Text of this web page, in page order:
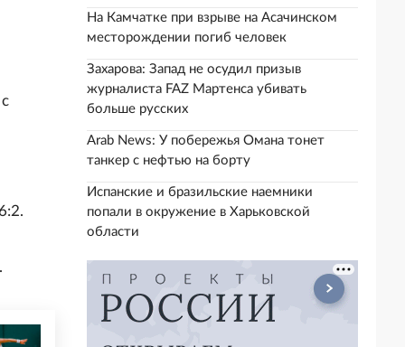
На Камчатке при взрыве на Асачинском
месторождении погиб человек
Захарова: Запад не осудил призыв
журналиста FAZ Мартенса убивать
больше русских
Arab News: У побережья Омана тонет
танкер с нефтью на борту
Испанские и бразильские наемники
попали в окружение в Харьковской
области